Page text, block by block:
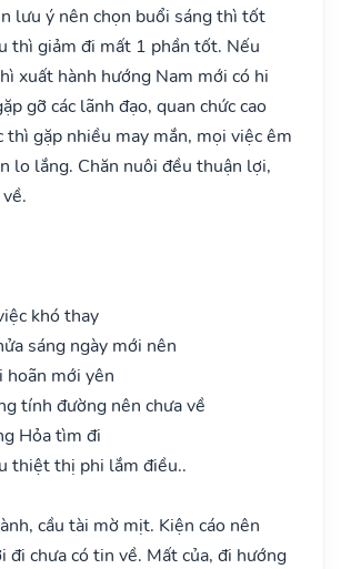
lưu ý nên chọn buổi sáng thì tốt
thì giảm đi mất 1 phần tốt. Nếu
xuất hành hướng Nam mới có hi
gỡ các lãnh đạo, quan chức cao
thì gặp nhiều may mắn, mọi việc êm
lo lắng. Chăn nuôi đều thuận lợi,
khó thay
sáng ngày mới nên
hoãn mới yên
tính đường nên chưa về
Hỏa tìm đi
thiệt thị phi lắm điều..
cầu tài mờ mịt. Kiện cáo nên
đi chưa có tin về. Mất của, đi hướng